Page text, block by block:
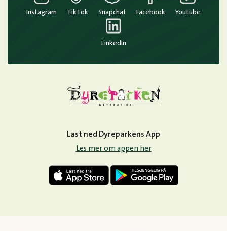
Instagram TikTok Snapchat Facebook Youtube
LinkedIn
Last ned Dyreparkens App
Les mer om appen her